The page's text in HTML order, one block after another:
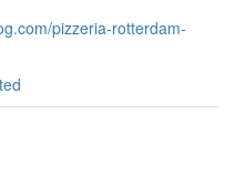
pizzeria-rotterdam-